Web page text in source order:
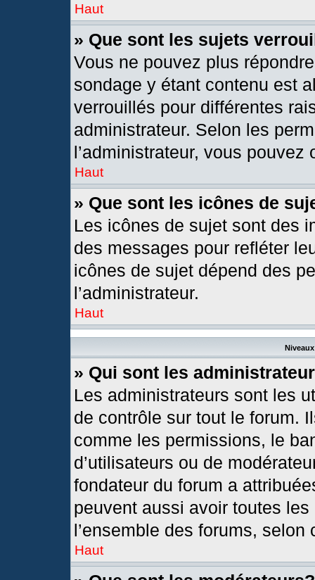
Haut
» Que sont les sujets
Vous ne pouvez plus
sondage y étant contenu est
verrouillés pour différentes
administrateur. Selon les
l’administrateur, vous
Haut
» Que sont les icônes de
Les icônes de sujet sont des
des messages pour refléter
icônes de sujet dépend des
l’administrateur.
Haut
» Qui sont les
Les administrateurs sont les
de contrôle sur tout le forum.
comme les permissions, le
d’utilisateurs ou de
fondateur du forum a
peuvent aussi avoir toutes
l’ensemble des forums,
Haut